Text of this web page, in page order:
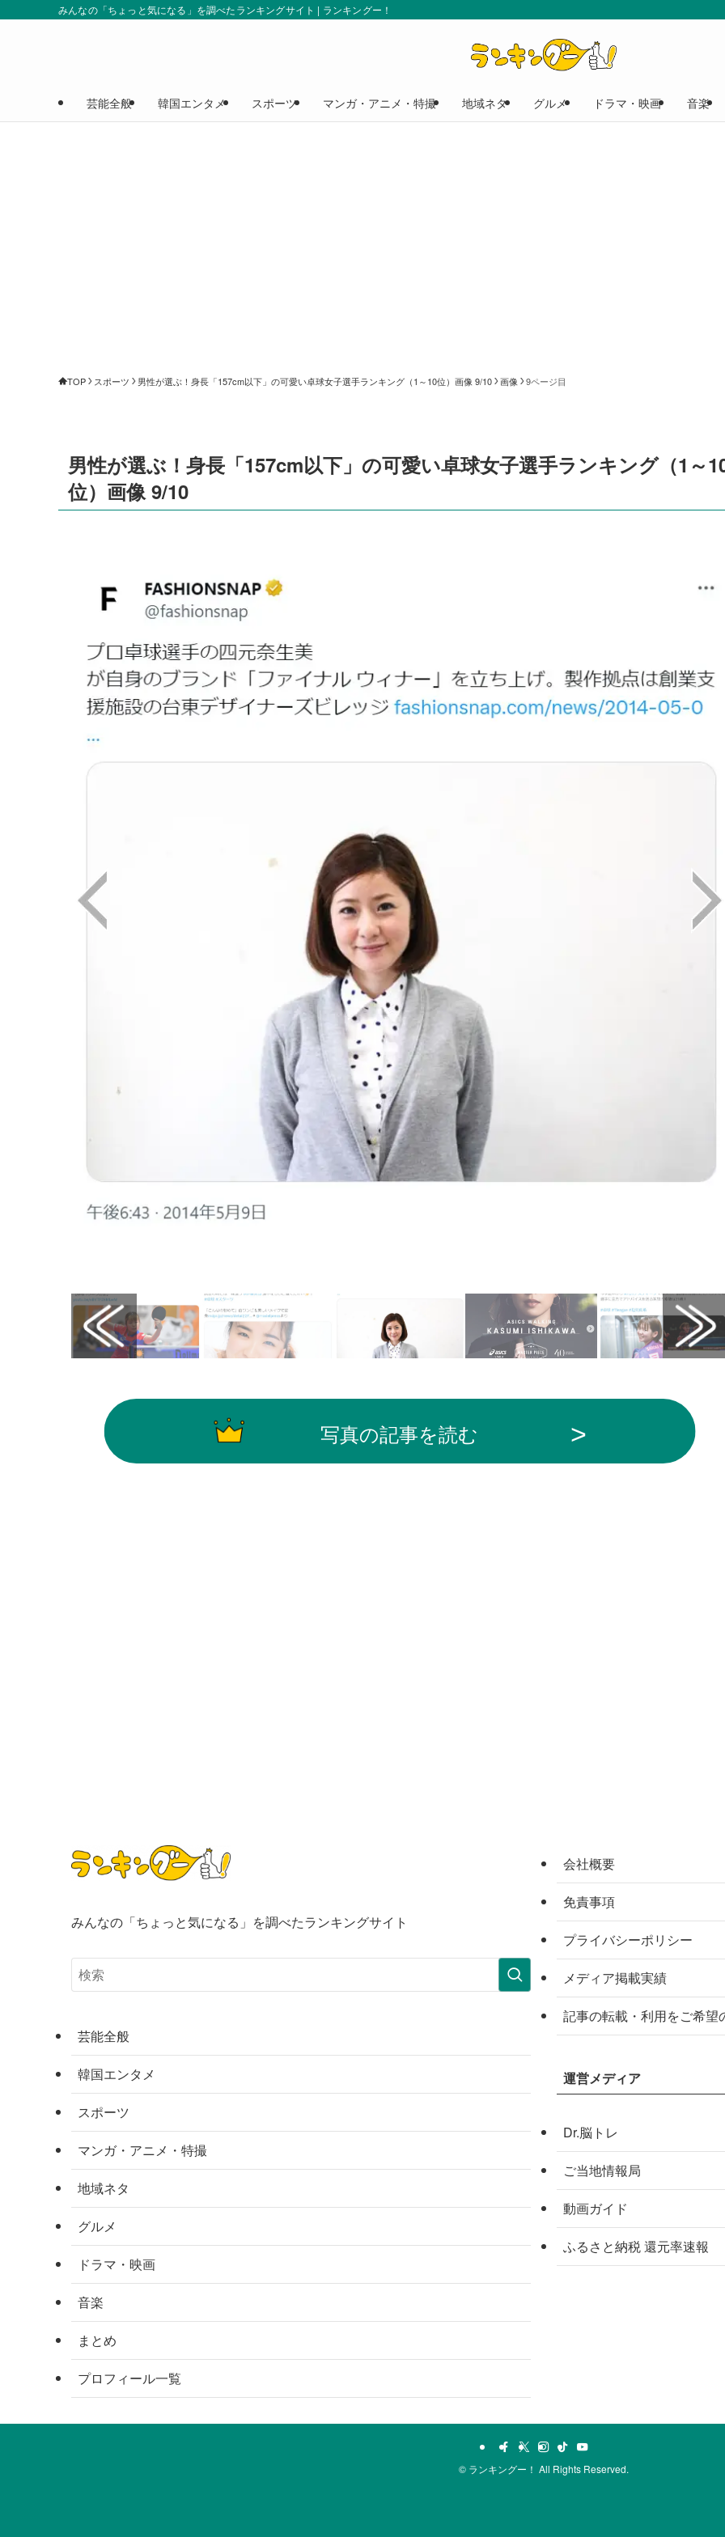
みんなの「ちょっと気になる」を調べたランキングサイト | ランキングー！
芸能全般 韓国エンタメ スポーツ マンガ・アニメ・特撮 地域ネタ グルメ ドラマ・映画 音楽
TOP スポーツ 男性が選ぶ！身長「157cm以下」の可愛い卓球女子選手ランキング（1～10位）画像 9/10 画像 9ページ目
男性が選ぶ！身長「157cm以下」の可愛い卓球女子選手ランキング（1～
位）画像 9/10
写真の記事を読む
みんなの「ちょっと気になる」を調べたランキングサイト
芸能全般
韓国エンタメ
スポーツ
マンガ・アニメ・特撮
地域ネタ
グルメ
ドラマ・映画
音楽
まとめ
プロフィール一覧
会社概要
免責事項
プライバシーポリシー
メディア掲載実績
記事の転載・利用をご希望
運営メディア
Dr.脳トレ
ご当地情報局
動画ガイド
ふるさと納税 還元率速報
© ランキングー！ All Rights Reserved.